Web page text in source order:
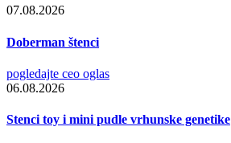
07.08.2026
Doberman štenci
pogledajte ceo oglas
06.08.2026
Stenci toy i mini pudle vrhunske genetike